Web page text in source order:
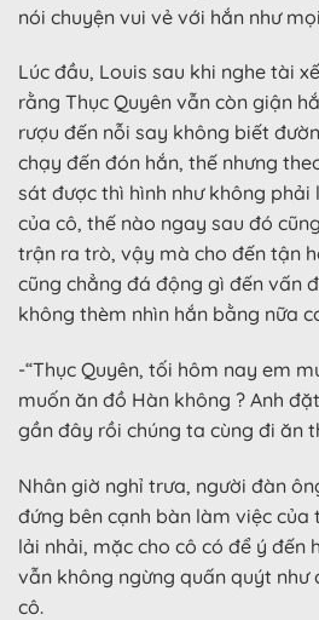
nói chuyện vui vẻ với hắn như
Lúc đầu, Louis sau khi nghe tài
rằng Thục Quyên vẫn còn giận
rượu đến nỗi say không biết
chạy đến đón hắn, thế nhưng
sát được thì hình như không phải
của cô, thế nào ngay sau đó
trận ra trò, vậy mà cho đến tận
cũng chẳng đá động gì đến vấn
không thèm nhìn hắn bằng nữa
-“Thục Quyên, tối hôm nay em
muốn ăn đồ Hàn không ? Anh
gần đây rồi chúng ta cùng đi ăn
Nhân giờ nghỉ trưa, người đàn
đứng bên cạnh bàn làm việc
lải nhải, mặc cho cô có để ý đến
vẫn không ngừng quấn quýt như
cô.